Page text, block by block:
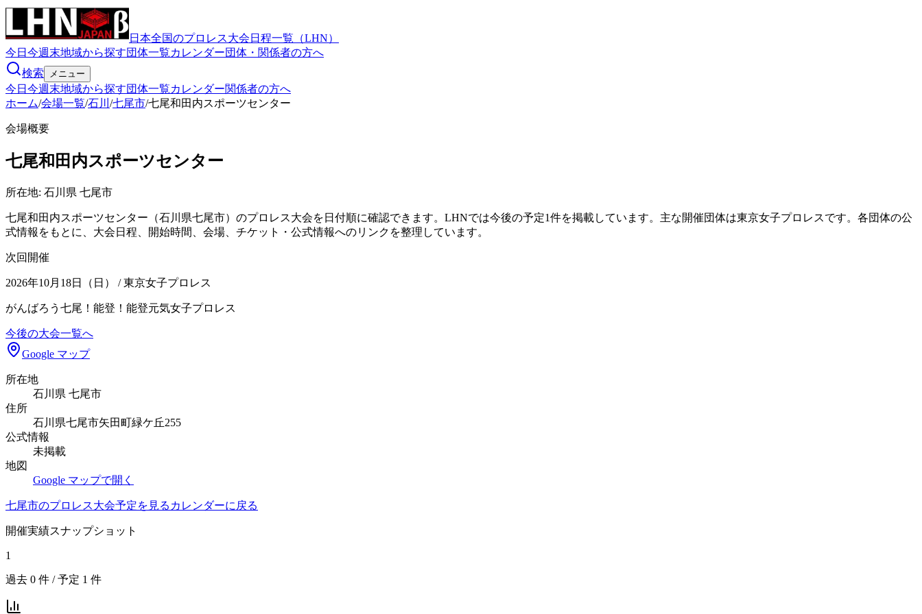
日本全国のプロレス大会日程一覧（LHN）
今日 今週末地域から探す団体一覧カレンダー団体・関係者の方へ
検索
メニュー
今日 今週末地域から探す団体一覧カレンダー関係者の方へ
ホーム/会場一覧/石川 /七尾市/七尾和田内スポーツセンター
会場概要
七尾和田内スポーツセンター
所在地: 石川県 七尾市
七尾和田内スポーツセンター（石川県七尾市）のプロレス大会を日付順に確認できます。LHNでは今後の予定1件を掲載しています。主な開催団体は東京女子プロレスです。各団体の公
式情報をもとに、大会日程、開始時間、会場、チケット・公式情報へのリンクを整理しています。
次回開催
2026年10月18日（日） / 東京女子プロレス
がんばろう七尾！能登！能登元気女子プロレス
今後の大会一覧へ
Google マップ
所在地
石川県 七尾市
住所
石川県七尾市矢田町緑ケ丘255
公式情報
未掲載
地図
Google マップで開く
七尾市のプロレス大会予定を見る カレンダーに戻る
開催実績スナップショット
1
過去 0 件 / 予定 1 件